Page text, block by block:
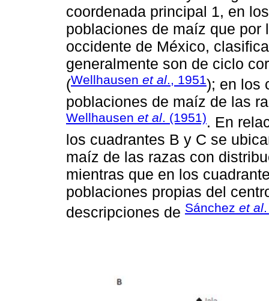
coordenada principal 1, en
poblaciones de maíz que por
occidente de México,
generalmente son de ciclo
(Wellhausen et al., 1951); en los
poblaciones de maíz de las
Wellhausen et al. (1951). En
los cuadrantes B y C se
maíz de las razas con
mientras que en los
poblaciones propias del
descripciones de Sánchez et al